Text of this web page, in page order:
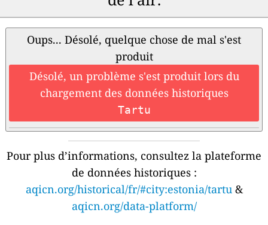
Oups... Désolé, quelque chose de mal s'est
produit
Désolé, un problème s'est produit lors du
chargement des données historiques
Tartu
Pour plus d’informations, consultez la plateforme
de données historiques :
aqicn.org/historical/fr/#city:estonia/tartu&
aqicn.org/data-platform/